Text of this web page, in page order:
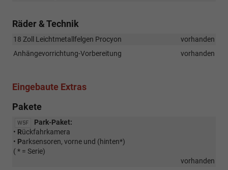
Räder & Technik
18 Zoll Leichtmetallfelgen Procyon
vorhanden
Anhängevorrichtung-Vorbereitung
vorhanden
Eingebaute Extras
Pakete
W5F
Park-Paket:
• Rückfahrkamera
• Parksensoren, vorne und (hinten*)
( * = Serie)
vorhanden